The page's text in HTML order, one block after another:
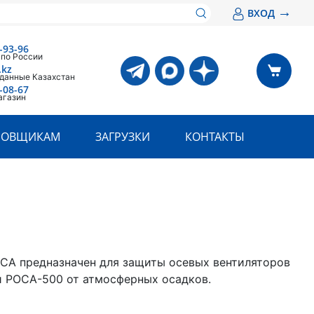
ВХОД →
93-96
России
08-67
Казахстан
ЗАГРУЗКИ КОНТАКТЫ
предназначен для защиты осевых вентиляторов
500 от атмосферных осадков.